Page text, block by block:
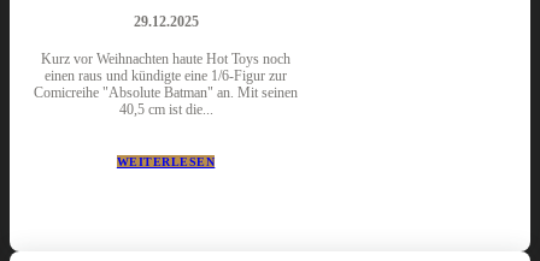
29.12.2025
Kurz vor Weihnachten haute Hot Toys noch
einen raus und kündigte eine 1/6-Figur zur
Comicreihe "Absolute Batman" an. Mit seinen
40,5 cm ist die...
WEITERLESEN